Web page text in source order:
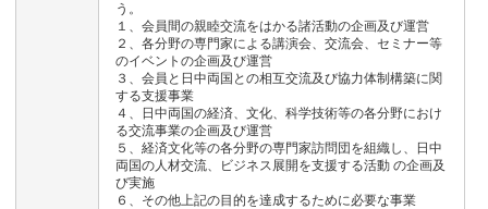
う。
１、会員間の親睦交流をはかる諸活動の企画及び運営
２、各分野の専門家による講演会、交流会、セミナー等
のイベントの企画及び運営
３、会員と日中両国との相互交流及び協力体制構築に関
する支援事業
４、日中両国の経済、文化、科学技術等の各分野におけ
る交流事業の企画及び運営
５、経済文化等の各分野の専門家訪問団を組織し、日中
両国の人材交流、ビジネス展開を支援する活動 の企画及
び実施
６、その他上記の目的を達成するために必要な事業